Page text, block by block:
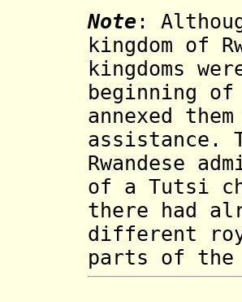
Note :
kingdom of
kingdoms
beginning
annexed
assistance.
Rwandese
of a Tutsi
there had
different
parts of the